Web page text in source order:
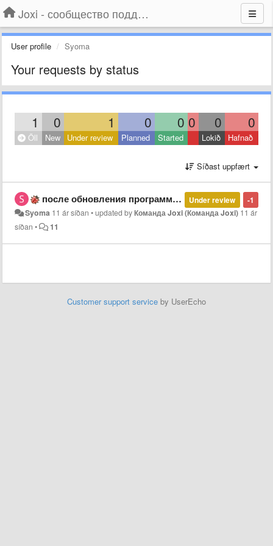
Joxi - сообщество поддержки
User profile Syoma
Your requests by status
1 0 1 0 0 0 0 0
Öll New Under review Planned Started Lokið Hafnað
Síðast uppfært
-1
Under review
после обновления программа отказывается работать
Syoma 11 ár síðan •updated byКоманда Joxi (Команда Joxi) 11 ár
síðan • 11
Customer support service by UserEcho